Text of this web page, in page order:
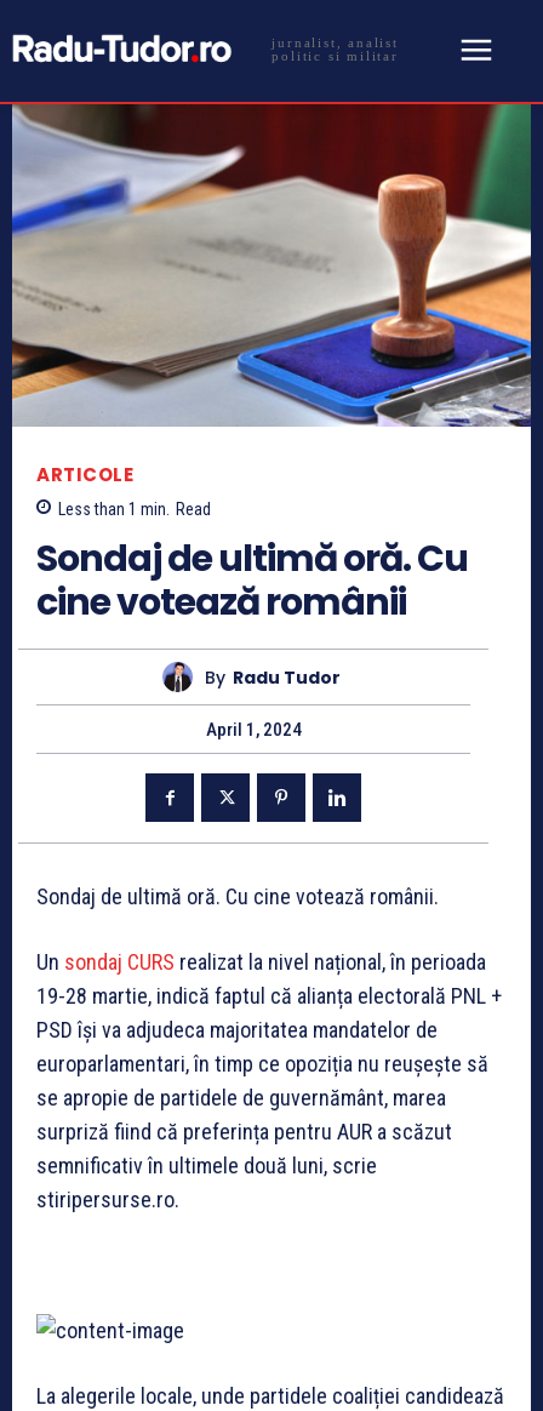
jurnalist, analist
politic si militar
ARTICOLE
Less than 1 min. Read
Sondaj de ultimă oră. Cu
cine votează românii
By Radu Tudor
April 1, 2024
Sondaj de ultimă oră. Cu cine votează românii.
Un sondaj CURS realizat la nivel național, în perioada
19-28 martie, indică faptul că alianța electorală PNL +
PSD își va adjudeca majoritatea mandatelor de
europarlamentari, în timp ce opoziția nu reușește să
se apropie de partidele de guvernământ, marea
surpriză fiind că preferința pentru AUR a scăzut
semnificativ în ultimele două luni, scrie
stiripersurse.ro.
La alegerile locale, unde partidele coaliției candidează